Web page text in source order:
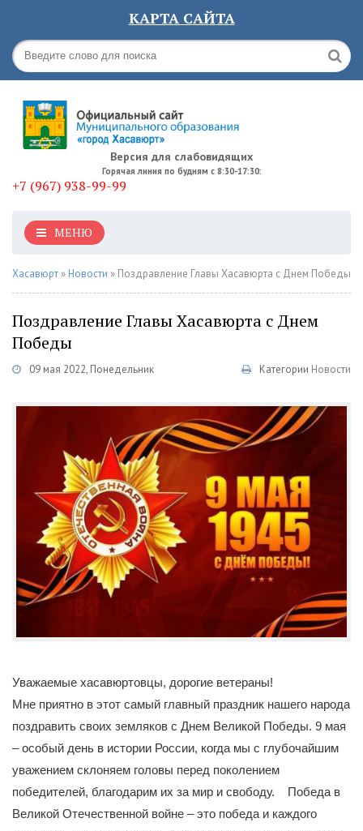
КАРТА САЙТА
Версия для слабовидящих
Горячая линия по будням с 8:30-17:30:
+7 (967) 938-99-99
МЕНЮ
Хасавюрт » Новости » Поздравление Главы Хасавюрта с Днем Победы
Поздравление Главы Хасавюрта с Днем
Победы
09 мая 2022, Понедельник Категории Новости
Уважаемые хасавюртовцы, дорогие ветераны!
Мне приятно в этот самый главный праздник нашего народа
поздравить своих земляков с Днем Великой Победы. 9 мая
– особый день в истории России, когда мы с глубочайшим
уважением склоняем головы перед поколением
победителей, благодарим их за мир и свободу. Победа в
Великой Отечественной войне – это победа и каждого